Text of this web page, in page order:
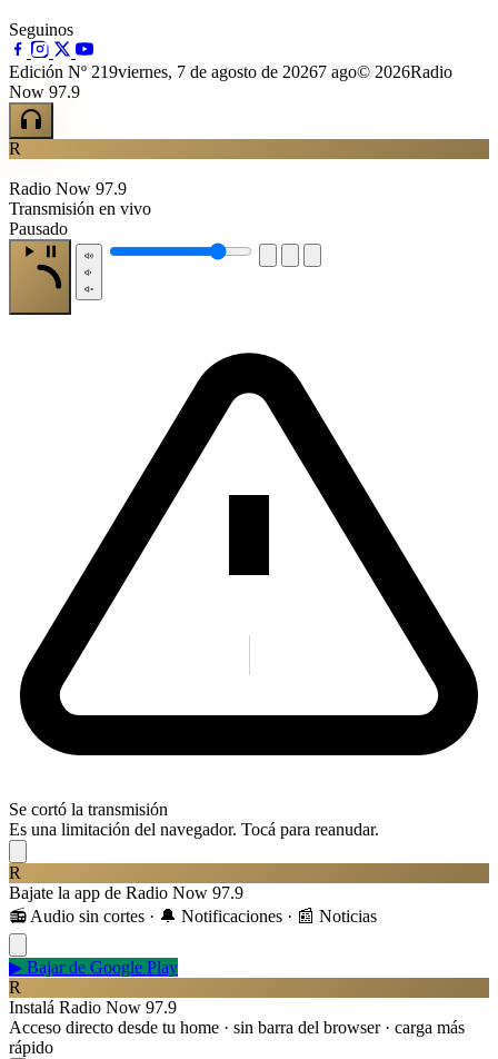
Seguinos
Edición Nº 219viernes, 7 de agosto de 20267 ago© 2026Radio
Now 97.9
R
Radio Now 97.9
Transmisión en vivo
Pausado
Se cortó la transmisión
Es una limitación del navegador. Tocá para reanudar.
R
Bajate la app de Radio Now 97.9
📻 Audio sin cortes · 🔔 Notificaciones · 📰 Noticias
▶ Bajar de Google Play
R
Instalá Radio Now 97.9
Acceso directo desde tu home · sin barra del browser · carga más
rápido